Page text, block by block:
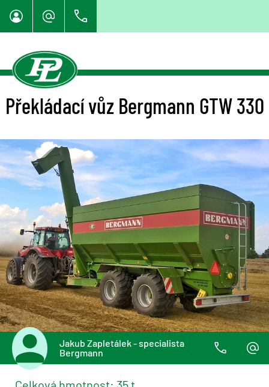
Překládací vůz Bergmann GTW 330
Jakub Zapletálek - specialista
Bergmann